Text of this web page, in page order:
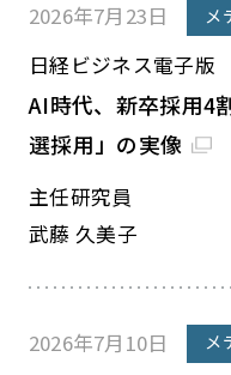
2026年7月23日 メ
日経ビジネス電子版
AI時代、新卒採用
選採用」の実像
主任研究員
武藤 久美子
2026年7月10日 メ